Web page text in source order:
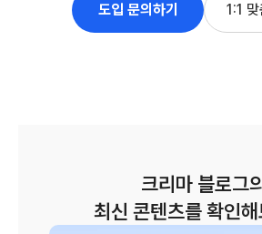
크리마 블로그
최신 콘텐츠를 확인
도입 문의하기 1:1